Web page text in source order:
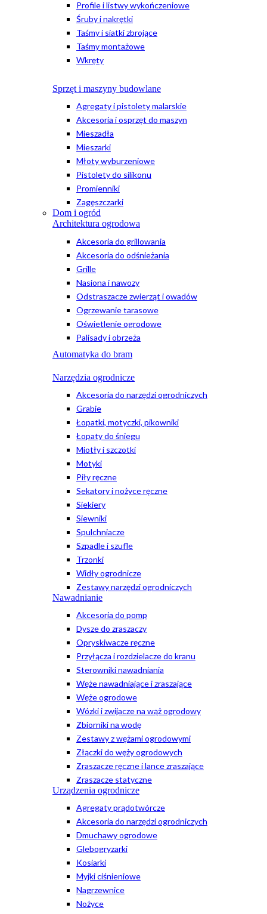
Profile i listwy wykończeniowe
Śruby i nakrętki
Taśmy i siatki zbrojące
Taśmy montażowe
Wkręty
Sprzęt i maszyny budowlane
Agregaty i pistolety malarskie
Akcesoria i osprzęt do maszyn
Mieszadła
Mieszarki
Młoty wyburzeniowe
Pistolety do silikonu
Promienniki
Zagęszczarki
Dom i ogród
Architektura ogrodowa
Akcesoria do grillowania
Akcesoria do odśnieżania
Grille
Nasiona i nawozy
Odstraszacze zwierząt i owadów
Ogrzewanie tarasowe
Oświetlenie ogrodowe
Palisady i obrzeża
Automatyka do bram
Narzędzia ogrodnicze
Akcesoria do narzędzi ogrodniczych
Grabie
Łopatki, motyczki, pikowniki
Łopaty do śniegu
Miotły i szczotki
Motyki
Piły ręczne
Sekatory i nożyce ręczne
Siekiery
Siewniki
Spulchniacze
Szpadle i szufle
Trzonki
Widły ogrodnicze
Zestawy narzędzi ogrodniczych
Nawadnianie
Akcesoria do pomp
Dysze do zraszaczy
Opryskiwacze ręczne
Przyłącza i rozdzielacze do kranu
Sterowniki nawadniania
Węże nawadniające i zraszające
Węże ogrodowe
Wózki i zwijacze na wąż ogrodowy
Zbiorniki na wodę
Zestawy z wężami ogrodowymi
Złączki do węży ogrodowych
Zraszacze ręczne i lance zraszające
Zraszacze statyczne
Urządzenia ogrodnicze
Agregaty prądotwórcze
Akcesoria do narzędzi ogrodniczych
Dmuchawy ogrodowe
Glebogryzarki
Kosiarki
Myjki ciśnieniowe
Nagrzewnice
Nożyce